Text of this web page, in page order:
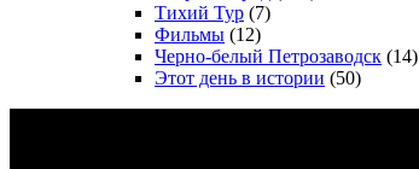
Тихий Тур (7)
Фильмы (12)
Черно-белый Петрозаводск (14)
Этот день в истории (50)